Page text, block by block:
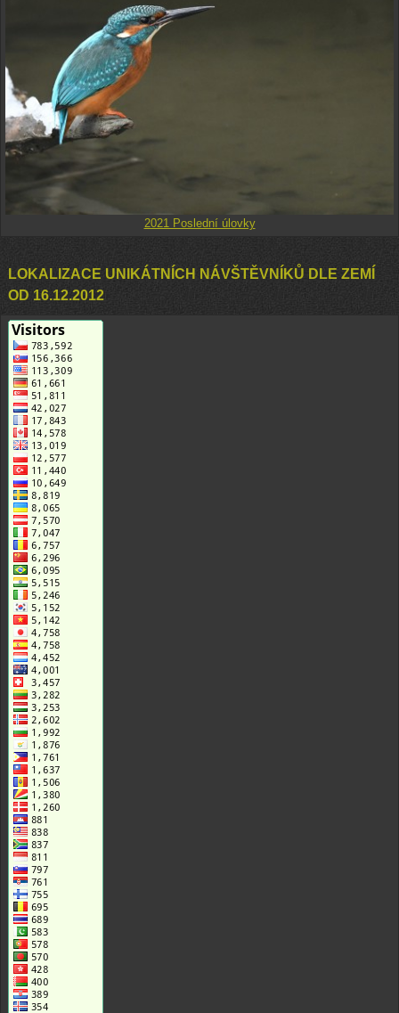
2021 Poslední úlovky
LOKALIZACE UNIKÁTNÍCH NÁVŠTĚVNÍKŮ DLE ZEMÍ
OD 16.12.2012